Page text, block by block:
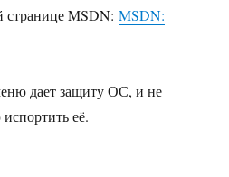
странице MSDN:MSDN:
дает защиту ОС, и не
её.